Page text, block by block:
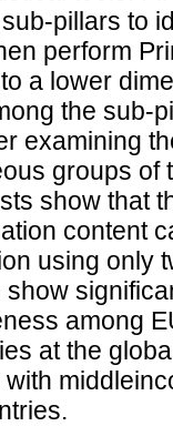
pillars to
perform
a lower
the sub-
examining
groups of
show that
content
using only
among
at the